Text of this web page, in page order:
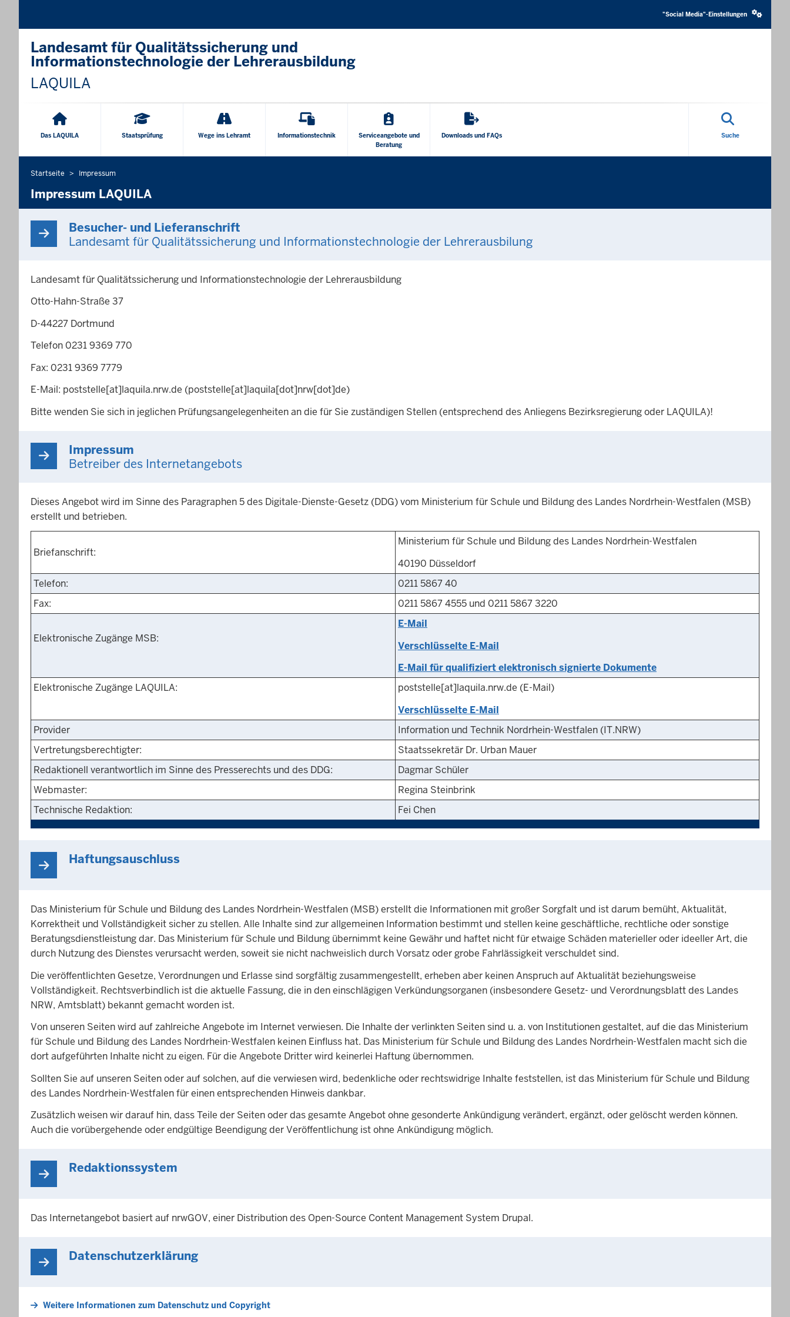
media
"Social Media"-Einstellungen
Landesamt für Qualitätssicherung und
Informationstechnologie der Lehrerausbildung
LAQUILA
Hauptnavigation
Das LAQUILA Staatsprüfung Wege ins Lehramt Informationstechnik
Serviceangebote und
Beratung
Downloads und FAQs Suche
Sie
befinden
sich
hier
Startseite Impressum
Impressum LAQUILA
Besucher- und Lieferanschrift
Landesamt für Qualitätssicherung und Informationstechnologie der Lehrerausbilung
Landesamt für Qualitätssicherung und Informationstechnologie der Lehrerausbildung
Otto-Hahn-Straße 37
D-44227 Dortmund
Telefon 0231 9369 770
Fax: 0231 9369 7779
E-Mail: poststelle[at]laquila.nrw.de (poststelle[at]laquila[dot]nrw[dot]de)
Bitte wenden Sie sich in jeglichen Prüfungsangelegenheiten an die für Sie zuständigen Stellen (entsprechend des Anliegens Bezirksregierung oder LAQUILA)!
Impressum
Betreiber des Internetangebots
Dieses Angebot wird im Sinne des Paragraphen 5 des Digitale-Dienste-Gesetz (DDG) vom Ministerium für Schule und Bildung des Landes Nordrhein-Westfalen (MSB)
erstellt und betrieben.
Briefanschrift:
Ministerium für Schule und Bildung des Landes Nordrhein-Westfalen
40190 Düsseldorf
Telefon:
0211 5867 40
Fax:
0211 5867 4555 und 0211 5867 3220
Elektronische Zugänge MSB:
E-Mail
Verschlüsselte E-Mail
E-Mail für qualifiziert elektronisch signierte Dokumente
Elektronische Zugänge LAQUILA:
poststelle[at]laquila.nrw.de (E-Mail)
Verschlüsselte E-Mail
Provider
Information und Technik Nordrhein-Westfalen (IT.NRW)
Vertretungsberechtigter:
Staatssekretär Dr. Urban Mauer
Redaktionell verantwortlich im Sinne des Presserechts und des DDG:
Dagmar Schüler
Webmaster:
Regina Steinbrink
Technische Redaktion:
Fei Chen
Haftungsauschluss
Das Ministerium für Schule und Bildung des Landes Nordrhein-Westfalen (MSB) erstellt die Informationen mit großer Sorgfalt und ist darum bemüht, Aktualität,
Korrektheit und Vollständigkeit sicher zu stellen. Alle Inhalte sind zur allgemeinen Information bestimmt und stellen keine geschäftliche, rechtliche oder sonstige
Beratungsdienstleistung dar. Das Ministerium für Schule und Bildung übernimmt keine Gewähr und haftet nicht für etwaige Schäden materieller oder ideeller Art, die
durch Nutzung des Dienstes verursacht werden, soweit sie nicht nachweislich durch Vorsatz oder grobe Fahrlässigkeit verschuldet sind.
Die veröffentlichten Gesetze, Verordnungen und Erlasse sind sorgfältig zusammengestellt, erheben aber keinen Anspruch auf Aktualität beziehungsweise
Vollständigkeit. Rechtsverbindlich ist die aktuelle Fassung, die in den einschlägigen Verkündungsorganen (insbesondere Gesetz- und Verordnungsblatt des Landes
NRW, Amtsblatt) bekannt gemacht worden ist.
Von unseren Seiten wird auf zahlreiche Angebote im Internet verwiesen. Die Inhalte der verlinkten Seiten sind u. a. von Institutionen gestaltet, auf die das Ministerium
für Schule und Bildung des Landes Nordrhein-Westfalen keinen Einfluss hat. Das Ministerium für Schule und Bildung des Landes Nordrhein-Westfalen macht sich die
dort aufgeführten Inhalte nicht zu eigen. Für die Angebote Dritter wird keinerlei Haftung übernommen.
Sollten Sie auf unseren Seiten oder auf solchen, auf die verwiesen wird, bedenkliche oder rechtswidrige Inhalte feststellen, ist das Ministerium für Schule und Bildung
des Landes Nordrhein-Westfalen für einen entsprechenden Hinweis dankbar.
Zusätzlich weisen wir darauf hin, dass Teile der Seiten oder das gesamte Angebot ohne gesonderte Ankündigung verändert, ergänzt, oder gelöscht werden können.
Auch die vorübergehende oder endgültige Beendigung der Veröffentlichung ist ohne Ankündigung möglich.
Redaktionssystem
Das Internetangebot basiert auf nrwGOV, einer Distribution des Open-Source Content Management System Drupal.
Datenschutzerklärung
Weitere Informationen zum Datenschutz und Copyright